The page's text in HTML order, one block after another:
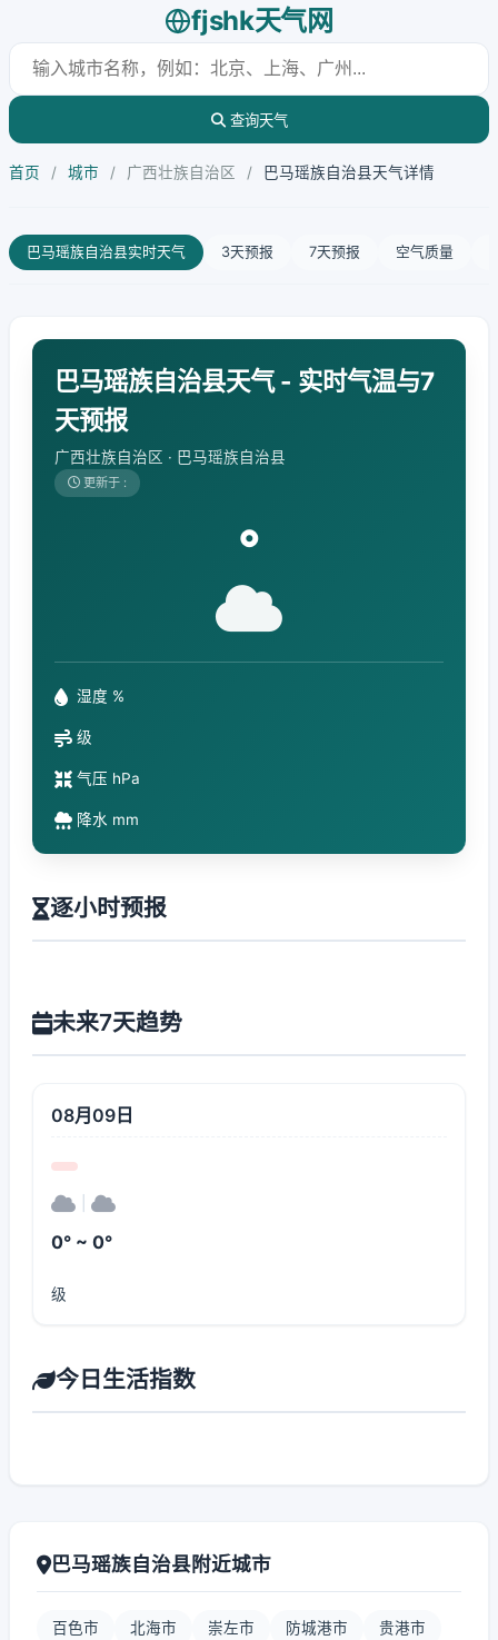
fjshk天气网
查询天气
首页 / 城市 / 广西壮族自治区 / 巴马瑶族自治县天气详情
巴马瑶族自治县实时天气 3天预报 7天预报 空气质量
巴马瑶族自治县天气 - 实时气温与7
天预报
广西壮族自治区 · 巴马瑶族自治县
更新于 :
°
湿度 %
级
气压 hPa
降水 mm
逐小时预报
未来7天趋势
08月09日
0° ~ 0°
级
今日生活指数
巴马瑶族自治县附近城市
百色市 北海市 崇左市 防城港市 贵港市